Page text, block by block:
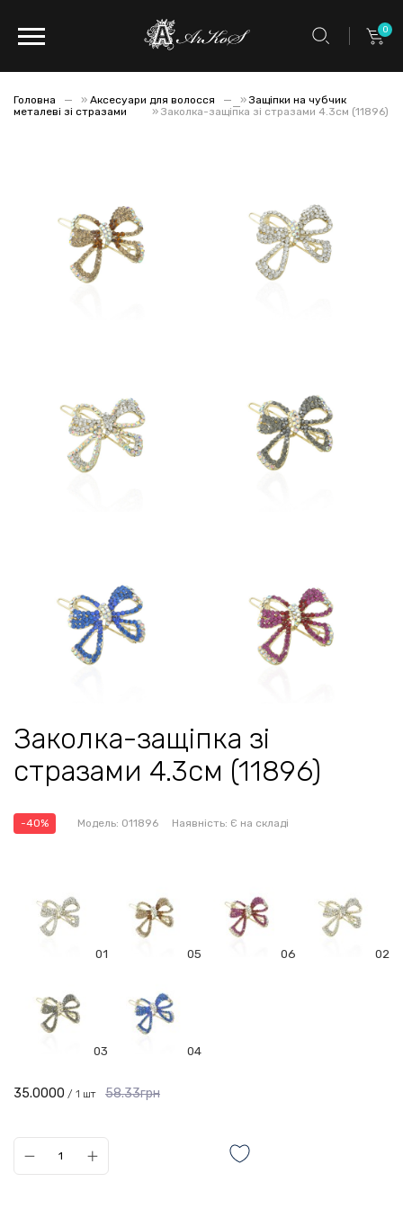
0
Головна » Аксесуари для волосся »Защіпки на чубчик
металеві зі стразами
» Заколка-защіпка зі стразами 4.3см (11896)
Заколка-защіпка зі
стразами 4.3см (11896)
-40% Модель: 011896 Наявність: Є на складі
01 05 06 02
03 04
58.33грн
35.0000 / 1 шт